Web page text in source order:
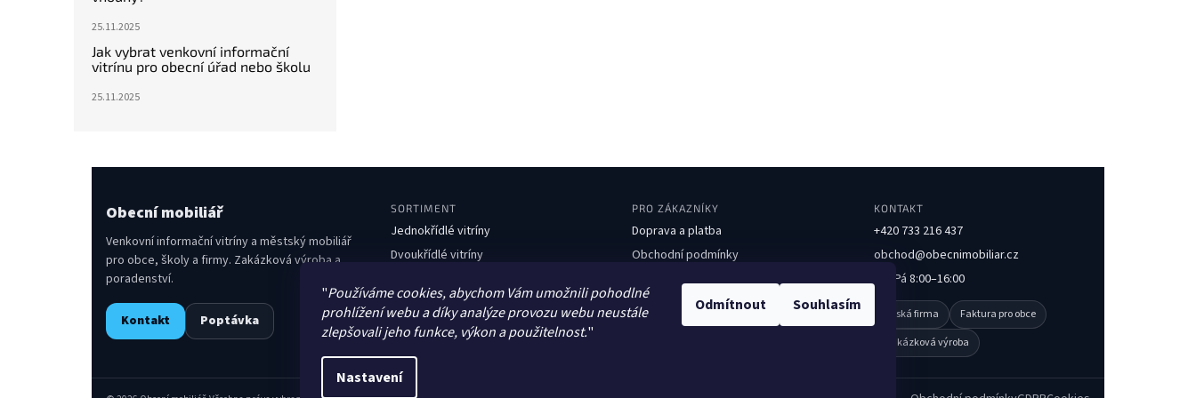
"Používáme cookies, abychom Vám umožnili pohodlné
prohlížení webu a díky analýze provozu webu neustále
zlepšovali jeho funkce, výkon a použitelnost."
Nastavení
Odmítnout Souhlasím
25.11.2025
Jak vybrat venkovní informační
vitrínu pro obecní úřad nebo školu
25.11.2025
Obecní mobiliář
Venkovní informační vitríny a městský mobiliář
pro obce, školy a firmy. Zakázková výroba a
poradenství.
Kontakt Poptávka
SORTIMENT
Jednokřídlé vitríny
Dvoukřídlé vitríny
Lavičky
Odpadkové koše
PRO ZÁKAZNÍKY
Doprava a platba
Obchodní podmínky
Ochrana osobních údajů
Kontakty
KONTAKT
+420 733 216 437
obchod@obecnimobiliar.cz
Po–Pá 8:00–16:00
Česká firma
Faktura pro obce
Zakázková výroba